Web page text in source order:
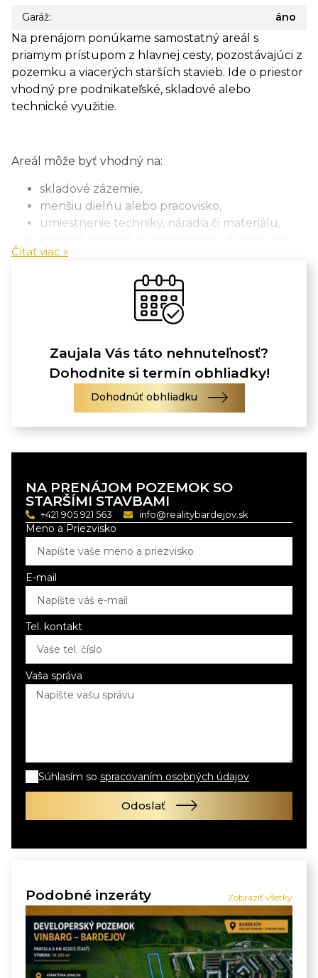
Garáž:
áno
Na prenájom ponúkame samostatný areál s
priamym prístupom z hlavnej cesty, pozostávajúci z
pozemku a viacerých starších stavieb. Ide o priestor
vhodný pre podnikateľské, skladové alebo
technické využitie.
Areál môže byť vhodný na:
skladové zázemie,
menšiu dielňu alebo pracovisko,
umiestnenie techniky, náradia či materiálu,
Tiché okrajové prostredie a dobrá dostupnosť z
hlavnej komunikácie robia z tohto miesta praktické
riešenie pre rôzne typy prevádzok.
Cena nájmu: DOHODOU
Pozemok na prenájom je k dispozícii ihneď.
Pre viac informácií nás kontaktujte na tel. č. +421
Čítať viac »
Zaujala Vás táto nehnuteľnosť?
Dohodnite si termín obhliadky!
Dohodnúť obhliadku
NA PRENÁJOM POZEMOK SO
STARŠÍMI STAVBAMI
+421 905 921 563 info@realitybardejov.sk
Meno a Priezvisko
E-mail
Tel. kontakt
Vaša správa
Súhlasím so spracovaním osobných údajov
Odoslať
Podobné inzeráty Zobraziť všetky